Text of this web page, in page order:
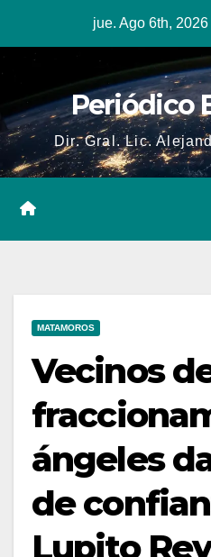
jue. Ago 6th, 2026
Periódico
Dir. Gral. Lic.
MATAMOROS
Vecinos
ángeles
de
Lupito